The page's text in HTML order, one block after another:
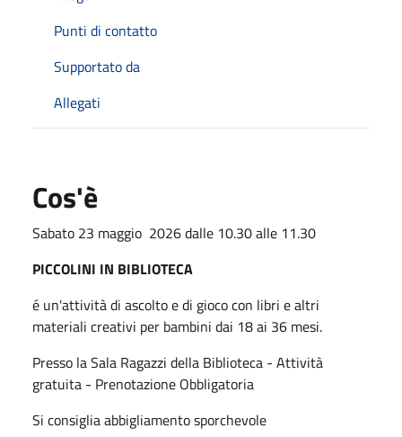
Punti di contatto
Supportato da
Allegati
Cos'è
Sabato 23 maggio 2026 dalle 10.30 alle 11.30
PICCOLINI IN BIBLIOTECA
é un'attività di ascolto e di gioco con libri e altri
materiali creativi per bambini dai 18 ai 36 mesi.
Presso la Sala Ragazzi della Biblioteca - Attività
gratuita - Prenotazione Obbligatoria
Si consiglia abbigliamento sporchevole